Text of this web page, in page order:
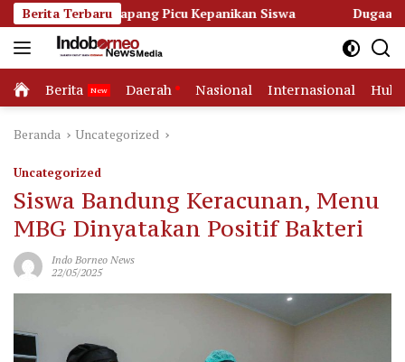
Langsung
ke
konten
Berita Terbaru
Picu Kepanikan Siswa Dugaan Korupsi Dana
Home
Berita Daerah Nasional Internasional
Beranda Uncategorized
Uncategorized
Siswa Bandung Keracunan, Menu
MBG Dinyatakan Positif Bakteri
Indo Borneo News
22/05/2025